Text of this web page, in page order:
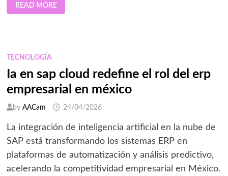
IA,
PIEZA
CLAVE
LAS
EN
MÉXICO
READ MORE
TECNOLOGÍA
Ia en sap cloud redefine el rol del erp
empresarial en méxico
by AACam 24/04/2026
La integración de inteligencia artificial en la nube de
SAP está transformando los sistemas ERP en
plataformas de automatización y análisis predictivo,
acelerando la competitividad empresarial en México.